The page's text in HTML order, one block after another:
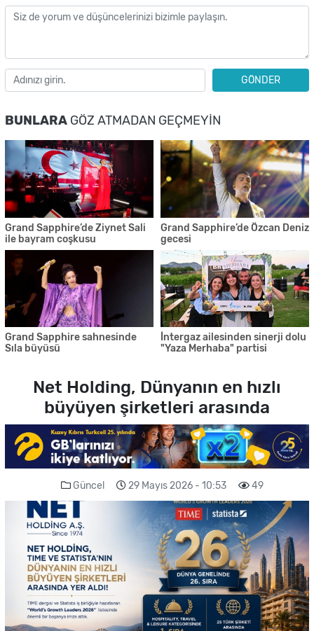
GÖNDER
BUNLARA GÖZ ATMADAN GEÇMEYIN
Grand Sapphire’de Ziynet Sali
ile bayram coşkusu
Grand Sapphire’de Özcan Deniz
gecesi
Grand Sapphire sahnesinde
Sıla büyüsü
İntergaz ailesinden sinerji dolu
"Yaza Merhaba" partisi
Net Holding, Dünyanın en hızlı
büyüyen şirketleri arasında
Güncel 29 Mayıs 2026 - 10:53 49